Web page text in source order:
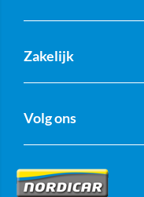
Zakelijk
Volg ons